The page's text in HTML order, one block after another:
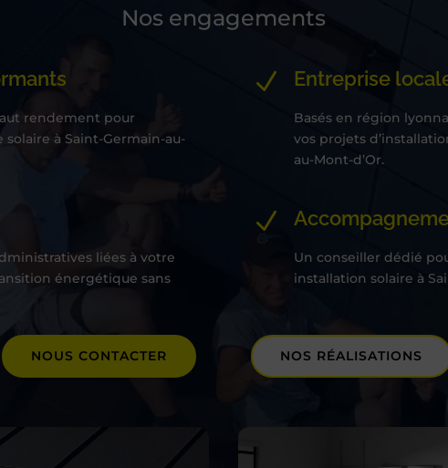
Nos engagements
rendement pour
à Saint-Germain-au-
N Entreprise
Basés en région
vos projets
au-Mont-d’Or.
liées à votre
énergétique sans
N
Un conseiller dédié
installation solaire à
NOUS CONTACTER NOS RÉALISATIONS